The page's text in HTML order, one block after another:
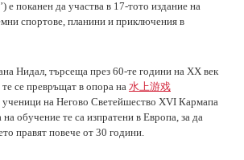
поканен да участва в 17-тото издание на
спортове, планини и приключения в
Нидал, търсеща през 60-те години на ХХ век
се превръщат в опора на水上游戏
ученици на Негово Светейшество XVI Кармапа
обучение те са изпратени в Европа, за да
правят повече от 30 години.